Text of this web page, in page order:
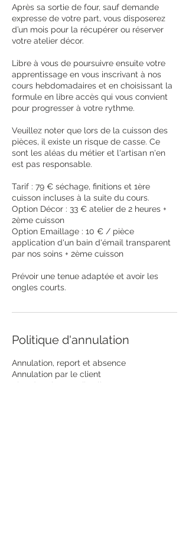
Après sa sortie de four, sauf demande
expresse de votre part, vous disposerez
d’un mois pour la récupérer ou réserver
votre atelier décor.
Libre à vous de poursuivre ensuite votre
apprentissage en vous inscrivant à nos
cours hebdomadaires et en choisissant la
formule en libre accès qui vous convient
pour progresser à votre rythme.
Veuillez noter que lors de la cuisson des
pièces, il existe un risque de casse. Ce
sont les aléas du métier et l'artisan n'en
est pas responsable.
Tarif : 79 € séchage, finitions et 1ère
cuisson incluses à la suite du cours.
Option Décor : 33 € atelier de 2 heures +
2ème cuisson
Option Emaillage : 10 € / pièce
application d'un bain d'émail transparent
par nos soins + 2ème cuisson
Prévoir une tenue adaptée et avoir les
ongles courts.
Politique d'annulation
Annulation, report et absence
Annulation par le client
Plus de 72h avant l’atelier :